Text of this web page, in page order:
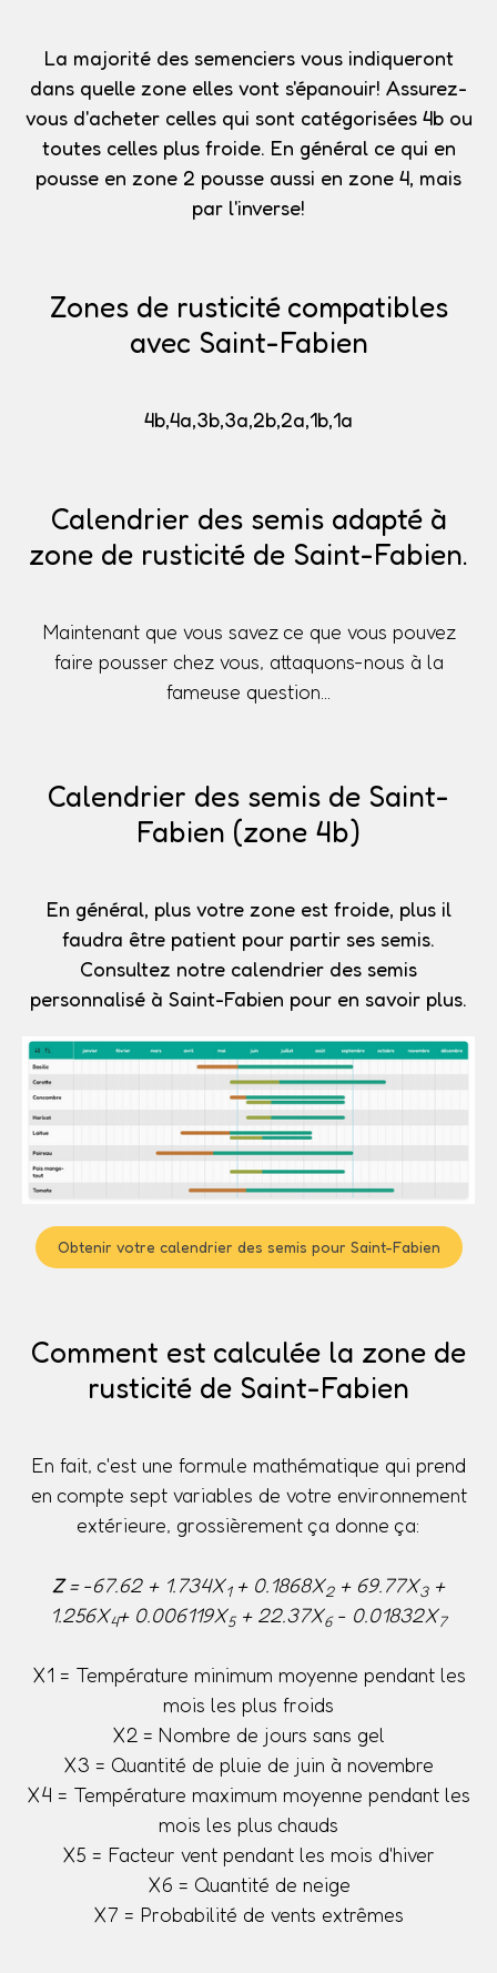
La majorité des semenciers vous indiqueront
dans quelle zone elles vont s'épanouir! Assurez-
vous d'acheter celles qui sont catégorisées 4bou
toutes celles plus froide. En général ce qui en
pousse en zone 2 pousse aussi en zone 4, mais
par l'inverse!
Zones de rusticité compatibles
avec Saint-Fabien
4b,4a,3b,3a,2b,2a,1b,1a
Calendrier des semis adapté à
zone de rusticité de Saint-Fabien.
Maintenant que vous savez ce que vous pouvez
faire pousser chez vous, attaquons-nous à la
fameuse question...
Calendrier des semis de Saint-
Fabien (zone 4b)
En général, plus votre zone est froide, plus il
faudra être patient pour partir ses semis.
Consultez notre calendrier des semis
personnalisé à Saint-Fabien pour en savoir plus.
Obtenir votre calendrier des semis pour Saint-Fabien
Comment est calculée la zone de
rusticité de Saint-Fabien
En fait, c'est une formule mathématique qui prend
en compte sept variables de votre environnement
extérieure, grossièrement ça donne ça:
Z= -67.62 + 1.734X1+ 0.1868X2+ 69.77X3+
1.256X4+ 0.006119X5+ 22.37X6- 0.01832X7
X1 = Température minimum moyenne pendant les
mois les plus froids
X2 = Nombre de jours sans gel
X3 = Quantité de pluie de juin à novembre
X4 = Température maximum moyenne pendant les
mois les plus chauds
X5 = Facteur vent pendant les mois d'hiver
X6 = Quantité de neige
X7 = Probabilité de vents extrêmes